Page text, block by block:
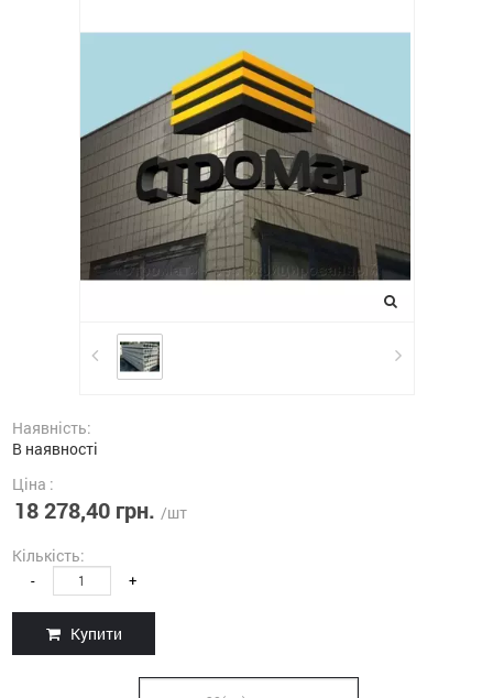
Наявність:
В наявності
Ціна :
18 278,40 грн. /шт
Кількість:
- +
Купити